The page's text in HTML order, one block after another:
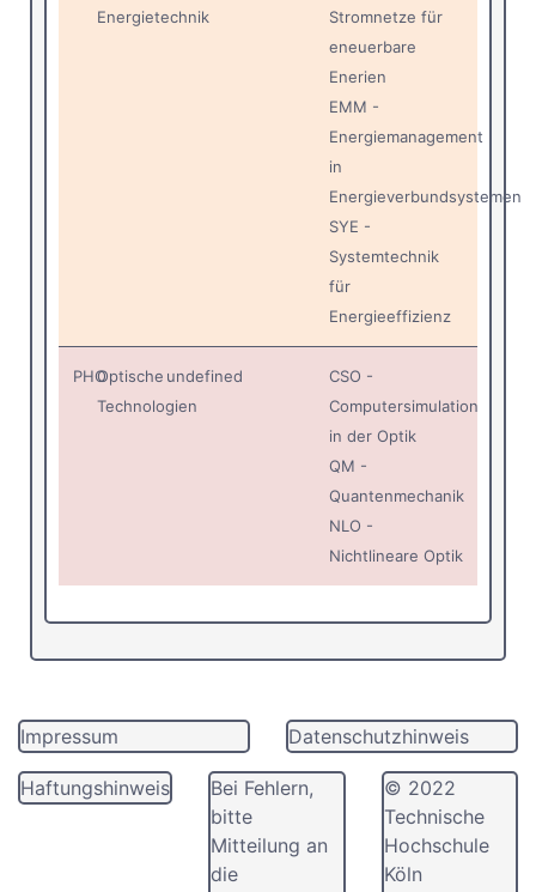
Energietechnik
Stromnetze für
eneuerbare
Enerien
EMM -
Energiemanagement
in
Energieverbundsystemen
SYE -
Systemtechnik
für
Energieeffizienz
PHOOptische
Technologien
undefined
CSO -
Computersimulation
in der Optik
QM -
Quantenmechanik
NLO -
Nichtlineare Optik
Impressum Datenschutzhinweis
Haftungshinweis
Bei Fehlern,
bitte
Mitteilung an
die
© 2022
Technische
Hochschule
Köln